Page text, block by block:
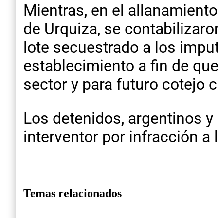
Mientras, en el
de Urquiza, se
lote secuestrado a los
establecimiento a fin de
sector y para futuro cotejo
Los detenidos, argentinos
interventor por infracción a
Temas relacionados